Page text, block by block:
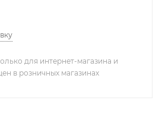
для интернет-магазина и
в розничных магазинах